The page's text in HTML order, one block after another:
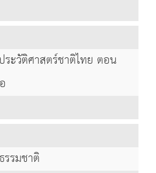
ะวัติศาสตร์ชาติไทย ตอน
รมชาติ